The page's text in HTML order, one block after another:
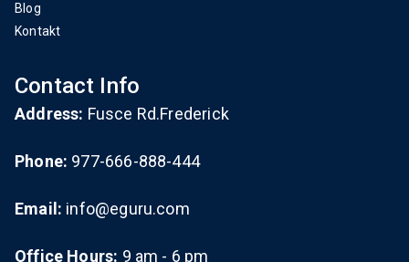
Blog
Kontakt
Contact Info
Address: Fusce Rd.Frederick
Phone: 977-666-888-444
Email: info@eguru.com
Office Hours: 9 am - 6 pm